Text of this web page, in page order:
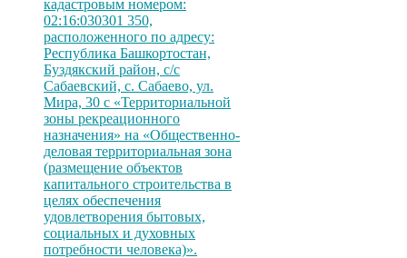
кадастровым номером:
02:16:030301 350,
расположенного по адресу:
Республика Башкортостан,
Буздякский район, с/с
Сабаевский, с. Сабаево, ул.
Мира, 30 с «Территориальной
зоны рекреационного
назначения» на «Общественно-
деловая территориальная зона
(размещение объектов
капитального строительства в
целях обеспечения
удовлетворения бытовых,
социальных и духовных
потребности человека)».